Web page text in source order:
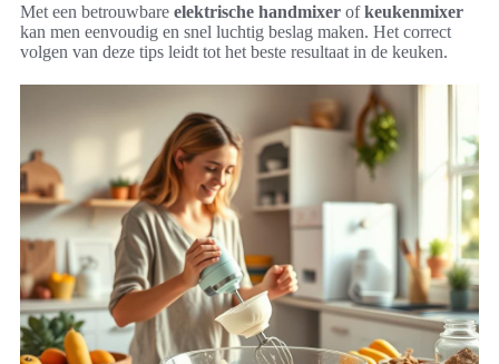
Met een betrouwbare elektrische handmixer ofkeukenmixer
kan men eenvoudig en snel luchtig beslag maken. Het correct
volgen van deze tips leidt tot het beste resultaat in de keuken.